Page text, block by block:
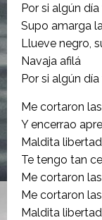
Por si algún
Supo amarga
Llueve negro,
Navaja afilá
Por si algún
Me cortaron
Y encerrao
Maldita libertad
Te tengo tan
Me cortaron
Me cortaron
Maldita libertad